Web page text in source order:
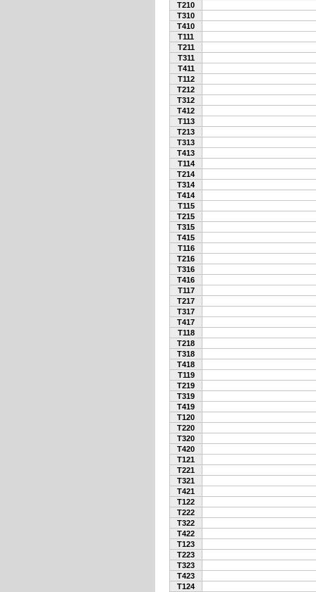
T210
T310
T410
T111
T211
T311
T411
T112
T212
T312
T412
T113
T213
T313
T413
T114
T214
T314
T414
T115
T215
T315
T415
T116
T216
T316
T416
T117
T217
T317
T417
T118
T218
T318
T418
T119
T219
T319
T419
T120
T220
T320
T420
T121
T221
T321
T421
T122
T222
T322
T422
T123
T223
T323
T423
T124